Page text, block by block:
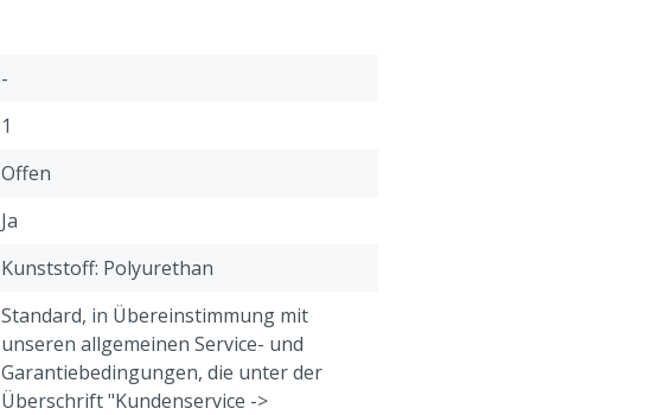
-
1
Offen
Ja
Kunststoff: Polyurethan
Standard, in Übereinstimmung mit
unseren allgemeinen Service- und
Garantiebedingungen, die unter der
Überschrift "Kundenservice ->